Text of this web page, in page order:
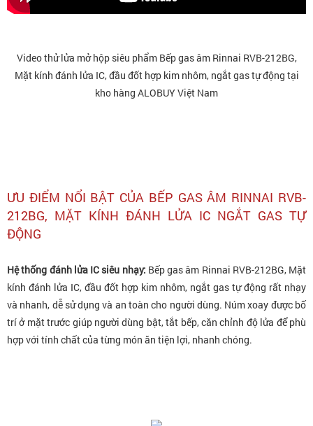
Video thử lửa mở hộp siêu phẩm Bếp gas âm Rinnai RVB-212BG,
Mặt kính đánh lửa IC, đầu đốt hợp kim nhôm, ngắt gas tự động tại
kho hàng ALOBUY Việt Nam
ƯU ĐIỂM NỔI BẬT CỦA BẾP GAS ÂM RINNAI RVB-
212BG, MẶT KÍNH ĐÁNH LỬA IC NGẮT GAS TỰ
ĐỘNG
Hệ thống đánh lửa IC siêu nhạy: Bếp gas âm Rinnai RVB-212BG, Mặt
kính đánh lửa IC, đầu đốt hợp kim nhôm, ngắt gas tự động rất nhạy
và nhanh, dễ sử dụng và an toàn cho người dùng. Núm xoay được bố
trí ở mặt trước giúp người dùng bật, tắt bếp, căn chỉnh độ lửa để phù
hợp với tính chất của từng món ăn tiện lợi, nhanh chóng.